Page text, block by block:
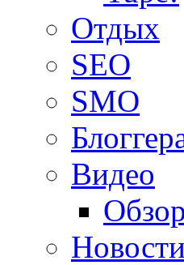
Oтдых
SEO
SMO
Видео
Новости